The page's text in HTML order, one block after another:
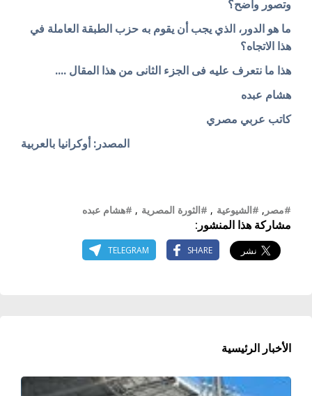
وتصور واضح؟
ما هو الدور، الذي يجب أن يقوم به حزب الطبقة العاملة في
هذا الاتجاه؟
هذا ما نتعرف عليه فى الجزء الثانى من هذا المقال ....
هشام عبده
كاتب عربي مصري
المصدر: أوكرانيا بالعربية
#مصر , #الشيوعية , #الثورة المصرية , #هشام عبده
مشاركة هذا المنشور:
SHARE
TELEGRAM
الأخبار الرئيسية